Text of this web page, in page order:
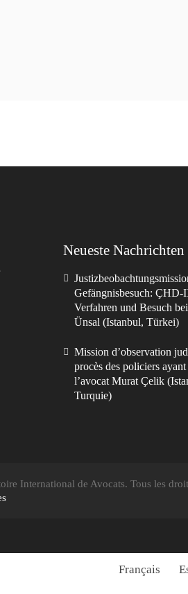
Neueste Nachrichten
Gefängnisbesuch: ÇHD-
Verfahren und Besuch
Ünsal (Istanbul, Türkei)
Mission d’observation
procès des policiers
l’avocat Murat Çelik
Turquie)
International de Avocats. Tous les
Français